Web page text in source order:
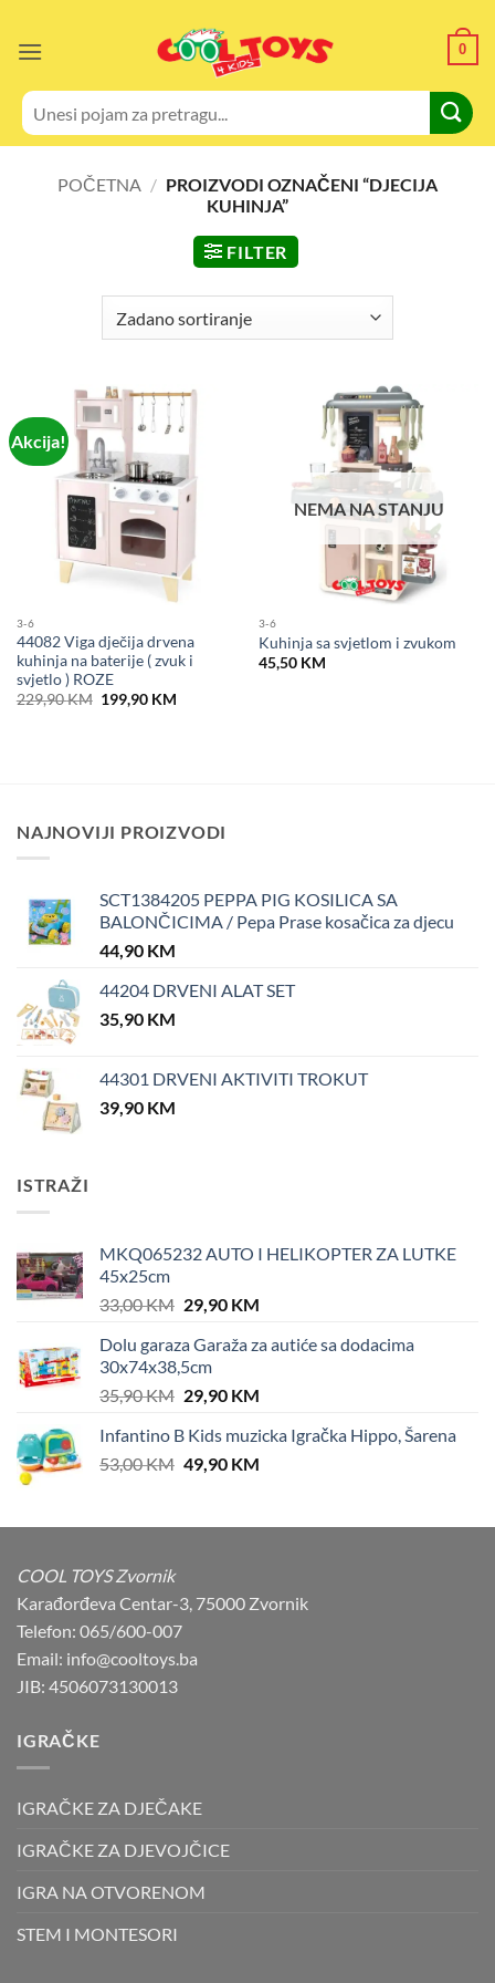
0
Pretraži:
POČETNA / PROIZVODI OZNAČENI “DJECIJA
KUHINJA”
FILTER
Akcija!
3-6
44082 Viga dječija drvena
kuhinja na baterije ( zvuk i
svjetlo ) ROZE
229,90KM Original
price
199,90 KMCurrent
NEMA NA STANJU
3-6
Kuhinja sa svjetlom i zvukom
45,50 KM
NAJNOVIJI PROIZVODI
SCT1384205 PEPPA PIG KOSILICA SA
BALONČICIMA / Pepa Prase kosačica za djecu
44,90 KM
44204 DRVENI ALAT SET
35,90 KM
44301 DRVENI AKTIVITI TROKUT
39,90 KM
ISTRAŽI
MKQ065232 AUTO I HELIKOPTER ZA LUTKE
45x25cm
33,00KM Original
was:
33,00 KM.
29,90 KMCurrent
is:
Dolu garaza Garaža za autiće sa dodacima
30x74x38,5cm
35,90KM Original
was:
35,90 KM.
29,90 KMCurrent
is:
29,90 KM.
Infantino B Kids muzicka Igračka Hippo, Šarena
53,00KM Original
53,00 KM.
49,90 KMCurrent
49,90 KM.
COOL TOYS Zvornik
Karađorđeva Centar-3, 75000 Zvornik
Telefon: 065/600-007
Email: info@cooltoys.ba
JIB: 4506073130013
IGRAČKE
IGRAČKE ZA DJEČAKE
IGRAČKE ZA DJEVOJČICE
IGRA NA OTVORENOM
STEM I MONTESORI